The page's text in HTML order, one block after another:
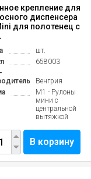
крепление для
диспенсера
для полотенец с
шт.
658003
Венгрия
М1 - Рулоны
мини с
центральной
вытяжкой
В корзину